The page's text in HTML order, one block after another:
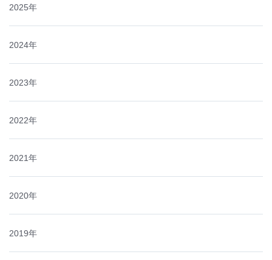
2025年
2024年
2023年
2022年
2021年
2020年
2019年